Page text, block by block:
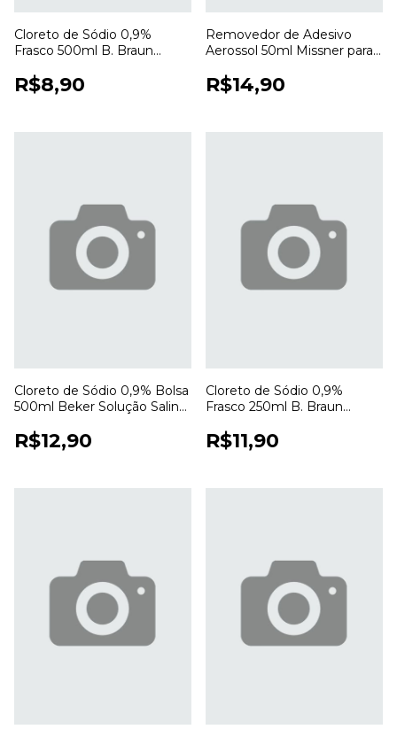
Cloreto de Sódio 0,9%
Frasco 500ml B. Braun
Estéril para Uso Profissional
R$8,90
Removedor de Adesivo
Aerossol 50ml Missner para
Resíduos
R$14,90
Cloreto de Sódio 0,9% Bolsa
500ml Beker Solução Salina
R$12,90
Cloreto de Sódio 0,9%
Frasco 250ml B. Braun
Estéril
R$11,90